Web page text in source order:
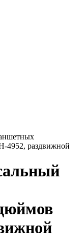
4952, раздвижной